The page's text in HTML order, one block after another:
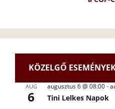
KÖZELGŐ
AUG
6
augusztus 6 @ 08:00-
Tini Lelkes Napok